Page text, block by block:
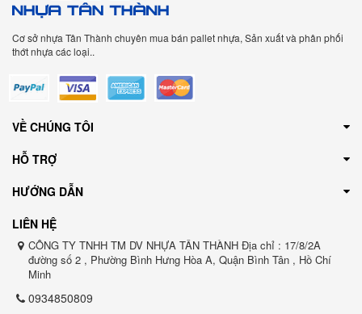
Cơ sở nhựa Tân Thành chuyên mua bán pallet nhựa, Sản xuất và phân phối
thớt nhựa các loại..
VỀ CHÚNG TÔI
HỖ TRỢ
HƯỚNG DẪN
LIÊN HỆ
CÔNG TY TNHH TM DV NHỰA TÂN THÀNH Địa chỉ : 17/8/2A
đường số 2 , Phường Bình Hưng Hòa A, Quận Bình Tân , Hồ Chí
Minh
0934850809